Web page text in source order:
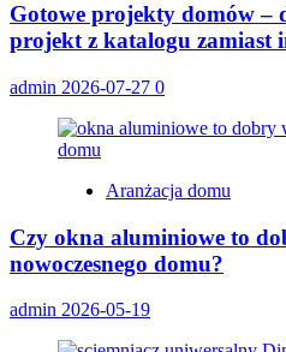
Gotowe projekty domów –
projekt z katalogu zamiast
admin 2026-07-27 0
Aranżacja domu
Czy okna aluminiowe to
nowoczesnego domu?
admin 2026-05-19